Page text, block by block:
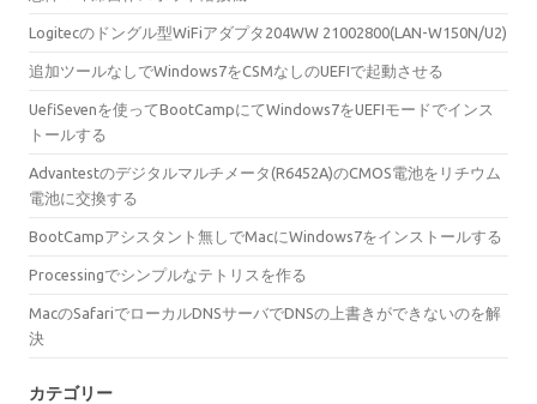
Logitecのドングル型WiFiアダプタ204WW 21002800(LAN-W150N/U2)
追加ツールなしでWindows7をCSMなしのUEFIで起動させる
UefiSevenを使ってBootCampにてWindows7をUEFIモードでインス
トールする
Advantestのデジタルマルチメータ(R6452A)のCMOS電池をリチウム
電池に交換する
BootCampアシスタント無しでMacにWindows7をインストールする
Processingでシンプルなテトリスを作る
MacのSafariでローカルDNSサーバでDNSの上書きができないのを解
決
カテゴリー